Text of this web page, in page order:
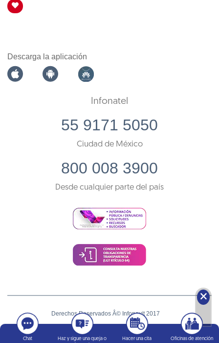
Descarga la aplicación
Infonatel
55 9171 5050
Ciudad de México
800 008 3900
Desde cualquier parte del país
Derechos Reservados Â© Infonavit 2017
Términos y condiciones
🗙
Chat Haz y sigue una queja o Hacer una cita Oficinas de atención